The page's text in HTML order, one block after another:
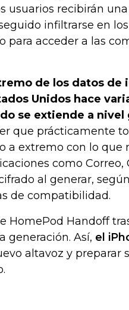
usuarios recibirán
infiltrarse en
para acceder a las
de los datos de
Unidos hace
se extiende a nivel
que prácticamente
a extremo con lo que
como Correo,
al generar,
de compatibilidad.
HomePod Handoff
generación. Así, el
altavoz y preparar